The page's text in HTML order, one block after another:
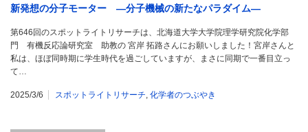
新発想の分子モーター ―分子機械の新たなパラダイム―
第646回のスポットライトリサーチは、北海道大学大学院理学研究院化学部
門 有機反応論研究室 助教の 宮岸 拓路さんにお願いしました！宮岸さんと
私は、ほぼ同時期に学生時代を過ごしていますが、まさに同期で一番目立っ
て…
2025/3/6 スポットライトリサーチ, 化学者のつぶやき